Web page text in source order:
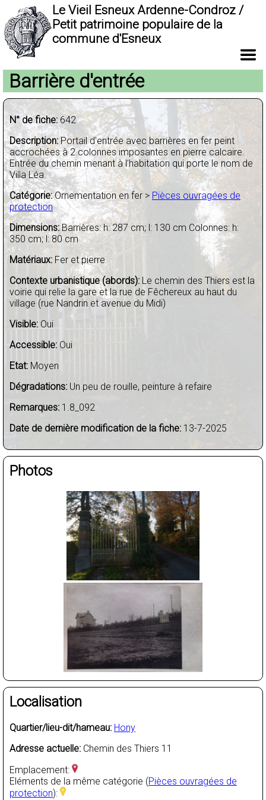
Le Vieil Esneux Ardenne-Condroz /
Petit patrimoine populaire de la
commune d'Esneux
Barrière d'entrée
N° de fiche:642
Description:Portail d'entrée avec barrières en fer peint
accrochées à 2 colonnes imposantes en pierre calcaire.
Entrée du chemin menant à l'habitation qui porte le nom de
Villa Léa.
Catégorie:Ornementation en fer > Pièces ouvragées de
protection
Dimensions:Barrières: h: 287 cm; l: 130 cm Colonnes: h:
350 cm; l: 80 cm
Matériaux: Fer et pierre
Contexte urbanistique (abords): Le chemin des Thiers est la
voirie qui relie la gare et la rue de Fêchereux au haut du
village (rue Nandrin et avenue du Midi)
Visible: Oui
Accessible: Oui
Etat: Moyen
Dégradations: Un peu de rouille, peinture à refaire
Remarques: 1.8_092
Date de dernière modification de la fiche: 13-7-2025
Photos
Localisation
Quartier/lieu-dit/hameau: Hony
Adresse actuelle: Chemin des Thiers 11
Emplacement:
Eléments de la même catégorie (Pièces ouvragées de
protection):